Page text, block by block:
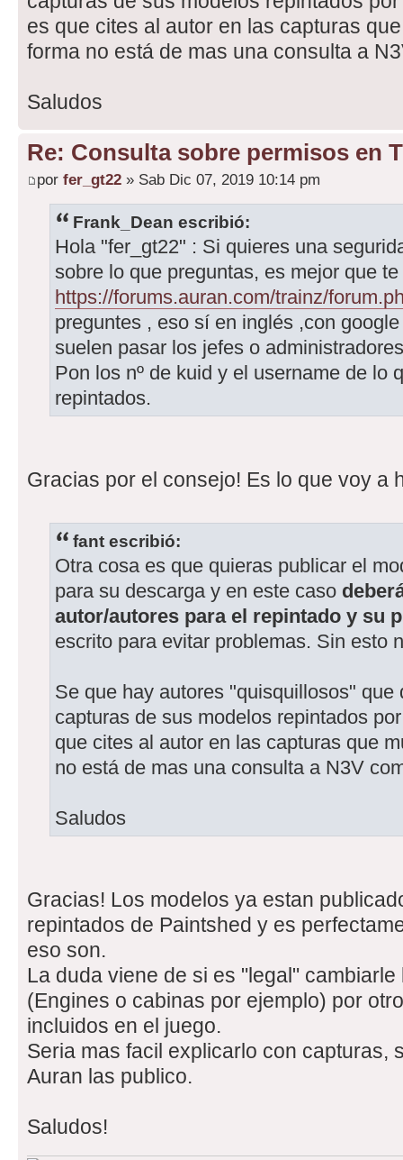
es que cites al autor en las capturas
forma no está de mas una consulta a
Saludos
Re: Consulta sobre permisos en
por fer_gt22 » Sab Dic 07, 2019 10:14 pm
Frank_Dean escribió:
Hola "fer_gt22" : Si quieres una
sobre lo que preguntas, es mejor que
https://forums.auran.com/trainz/
preguntes , eso sí en inglés ,con
suelen pasar los jefes o
Pon los nº de kuid y el username de lo
repintados.
Gracias por el consejo! Es lo que voy a
fant escribió:
Otra cosa es que quieras publicar el
para su descarga y en este caso
autor/autores para el repintado y su
escrito para evitar problemas. Sin esto
Se que hay autores "quisquillosos" que
capturas de sus modelos repintados
que cites al autor en las capturas que
no está de mas una consulta a N3V
Saludos
Gracias! Los modelos ya estan
repintados de Paintshed y es
eso son.
La duda viene de si es "legal"
(Engines o cabinas por ejemplo) por
incluidos en el juego.
Seria mas facil explicarlo con capturas,
Auran las publico.
Saludos!